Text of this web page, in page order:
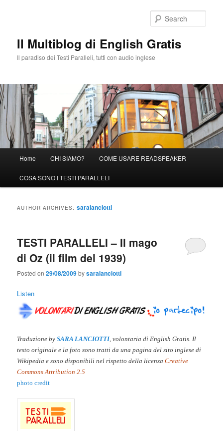
Il Multiblog di English Gratis
Il paradiso dei Testi Paralleli, tutti con audio inglese
Skip to primary content
Skip to secondary content
Home CHI SIAMO? COME USARE READSPEAKER
COSA SONO I TESTI PARALLELI
AUTHOR ARCHIVES:saralanciotti
TESTI PARALLELI – Il mago
di Oz (il film del 1939)
Posted on29/08/2009bysaralanciotti
Listen
Traduzione bySARA LANCIOTTI, volontaria di English Gratis. Il
testo originale e lafoto sono tratti da una pagina del sito inglese di
Wikipedia e sono disponibili nel rispetto della licenzaCreative
Commons Attribution 2.5
photo credit